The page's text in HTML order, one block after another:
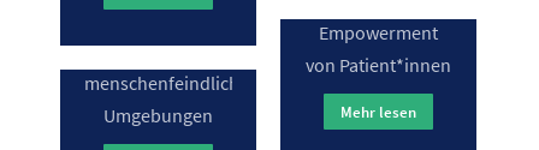
Empowerment
von Patient*innen
Mehr lesen
in
menschenfeindlichen
Umgebungen
Automatisierte
Herstellung von
MEA-Einheiten für
PEM-
Engineering
Sicherheitsargumentation
Engineering über